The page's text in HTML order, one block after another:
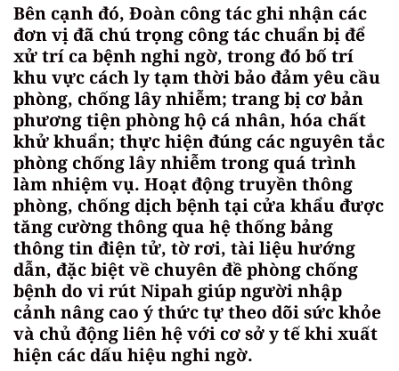
Bên cạnh đó, Đoàn công tác ghi nhận các
đơn vị đã chú trọng công tác chuẩn bị để
xử trí ca bệnh nghi ngờ, trong đó bố trí
khu vực cách ly tạm thời bảo đảm yêu cầu
phòng, chống lây nhiễm; trang bị cơ bản
phương tiện phòng hộ cá nhân, hóa chất
khử khuẩn; thực hiện đúng các nguyên tắc
phòng chống lây nhiễm trong quá trình
làm nhiệm vụ. Hoạt động truyền thông
phòng, chống dịch bệnh tại cửa khẩu được
tăng cường thông qua hệ thống bảng
thông tin điện tử, tờ rơi, tài liệu hướng
dẫn, đặc biệt về chuyên đề phòng chống
bệnh do vi rút Nipah giúp người nhập
cảnh nâng cao ý thức tự theo dõi sức khỏe
và chủ động liên hệ với cơ sở y tế khi xuất
hiện các dấu hiệu nghi ngờ.